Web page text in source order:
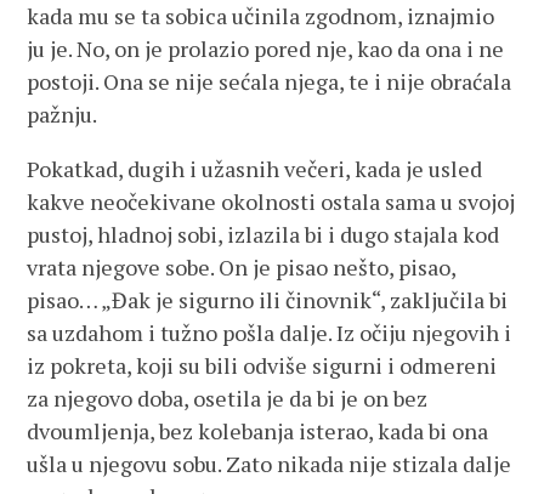
kada mu se ta sobica učinila zgodnom, iznajmio
ju je. No, on je prolazio pored nje, kao da ona i ne
postoji. Ona se nije sećala njega, te i nije obraćala
pažnju.
Pokatkad, dugih i užasnih večeri, kada je usled
kakve neočekivane okolnosti ostala sama u svojoj
pustoj, hladnoj sobi, izlazila bi i dugo stajala kod
vrata njegove sobe. On je pisao nešto, pisao,
pisao… „Đak je sigurno ili činovnik“, zaključila bi
sa uzdahom i tužno pošla dalje. Iz očiju njegovih i
iz pokreta, koji su bili odviše sigurni i odmereni
za njegovo doba, osetila je da bi je on bez
dvoumljenja, bez kolebanja isterao, kada bi ona
ušla u njegovu sobu. Zato nikada nije stizala dalje